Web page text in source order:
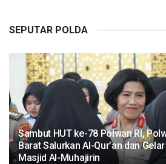
SEPUTAR POLDA
Sambut HUT ke-78 Polwan RI,
Barat Salurkan Al-Qur’an dan
Masjid Al-Muhajirin